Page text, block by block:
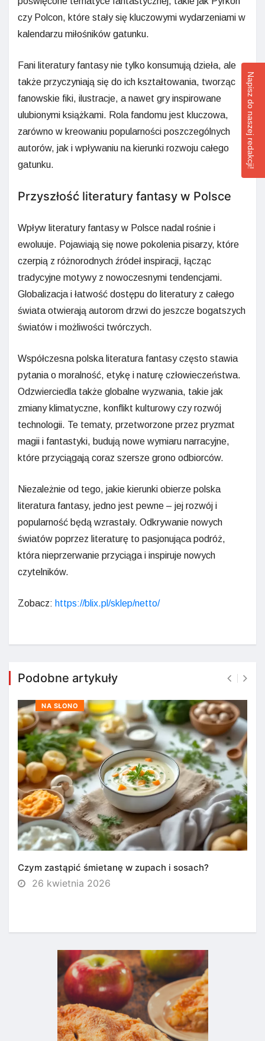
czy Polcon, które stały się kluczowymi wydarzeniami w
kalendarzu miłośników gatunku.
Fani literatury fantasy nie tylko konsumują dzieła, ale
także przyczyniają się do ich kształtowania, tworząc
fanowskie fiki, ilustracje, a nawet gry inspirowane
ulubionymi książkami. Rola fandomu jest kluczowa,
zarówno w kreowaniu popularności poszczególnych
autorów, jak i wpływaniu na kierunki rozwoju całego
gatunku.
Przyszłość literatury fantasy w Polsce
Wpływ literatury fantasy w Polsce nadal rośnie i
ewoluuje. Pojawiają się nowe pokolenia pisarzy, które
czerpią z różnorodnych źródeł inspiracji, łącząc
tradycyjne motywy z nowoczesnymi tendencjami.
Globalizacja i łatwość dostępu do literatury z całego
świata otwierają autorom drzwi do jeszcze bogatszych
światów i możliwości twórczych.
Współczesna polska literatura fantasy często stawia
pytania o moralność, etykę i naturę człowieczeństwa.
Odzwierciedla także globalne wyzwania, takie jak
zmiany klimatyczne, konflikt kulturowy czy rozwój
technologii. Te tematy, przetworzone przez pryzmat
magii i fantastyki, budują nowe wymiaru narracyjne,
które przyciągają coraz szersze grono odbiorców.
Niezależnie od tego, jakie kierunki obierze polska
literatura fantasy, jedno jest pewne – jej rozwój i
popularność będą wzrastały. Odkrywanie nowych
światów poprzez literaturę to pasjonująca podróż,
która nieprzerwanie przyciąga i inspiruje nowych
czytelników.
Zobacz: https://blix.pl/sklep/netto/
Podobne artykuły
NA SŁONO
Czym zastąpić śmietanę w zupach i sosach?
26 kwietnia 2026
Napisz do naszej redakcji!